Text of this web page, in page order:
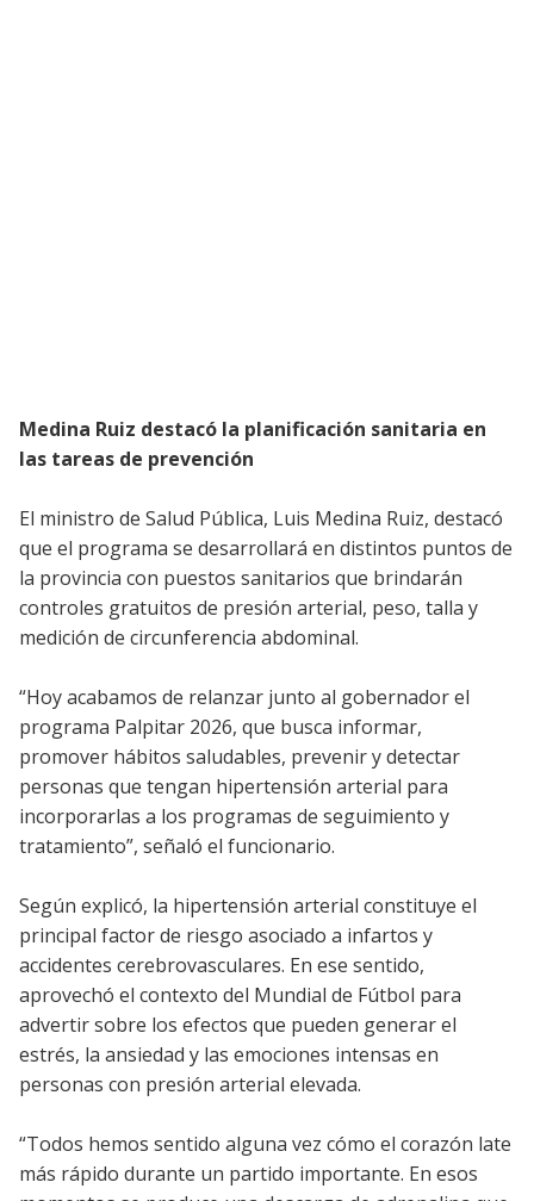
Medina Ruiz destacó la planificación sanitaria en
las tareas de prevención
El ministro de Salud Pública, Luis Medina Ruiz, destacó
que el programa se desarrollará en distintos puntos de
la provincia con puestos sanitarios que brindarán
controles gratuitos de presión arterial, peso, talla y
medición de circunferencia abdominal.
“Hoy acabamos de relanzar junto al gobernador el
programa Palpitar 2026, que busca informar,
promover hábitos saludables, prevenir y detectar
personas que tengan hipertensión arterial para
incorporarlas a los programas de seguimiento y
tratamiento”, señaló el funcionario.
Según explicó, la hipertensión arterial constituye el
principal factor de riesgo asociado a infartos y
accidentes cerebrovasculares. En ese sentido,
aprovechó el contexto del Mundial de Fútbol para
advertir sobre los efectos que pueden generar el
estrés, la ansiedad y las emociones intensas en
personas con presión arterial elevada.
“Todos hemos sentido alguna vez cómo el corazón late
más rápido durante un partido importante. En esos